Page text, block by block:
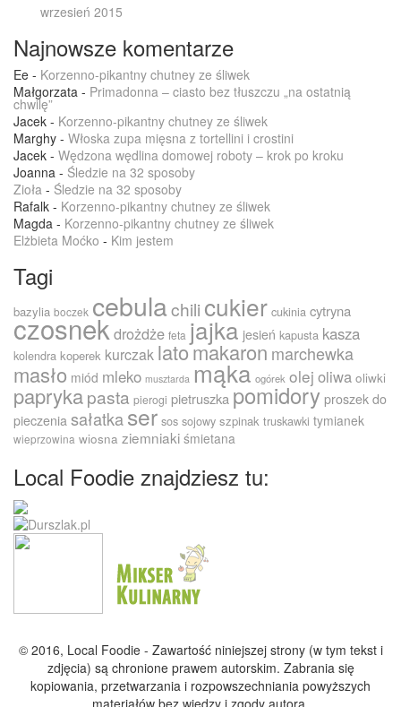
wrzesień 2015
Najnowsze komentarze
Ee - Korzenno-pikantny chutney ze śliwek
Małgorzata - Primadonna – ciasto bez tłuszczu „na ostatnią
chwilę”
Jacek - Korzenno-pikantny chutney ze śliwek
Marghy - Włoska zupa mięsna z tortellini i crostini
Jacek - Wędzona wędlina domowej roboty – krok po kroku
Joanna - Śledzie na 32 sposoby
Zioła - Śledzie na 32 sposoby
Rafalk - Korzenno-pikantny chutney ze śliwek
Magda - Korzenno-pikantny chutney ze śliwek
Elżbieta Moćko - Kim jestem
Tagi
bazylia boczek cebulachili cukier cukinia cytryna
czosnekdrożdże feta jajka jesień kapusta kasza
kolendra koperek kurczak latomakaron marchewka
masło miód mleko musztarda mąka ogórek olej oliwa oliwki
paprykapasta pierogi pietruszka pomidory proszek do
pieczenia sałatkaser sos sojowy szpinak truskawki tymianek
wieprzowina wiosna ziemniaki śmietana
Local Foodie znajdziesz tu:
© 2016, Local Foodie - Zawartość niniejszej strony (w tym tekst i
zdjęcia) są chronione prawem autorskim. Zabrania się
kopiowania, przetwarzania i rozpowszechniania powyższych
materiałów bez wiedzy i zgody autora.